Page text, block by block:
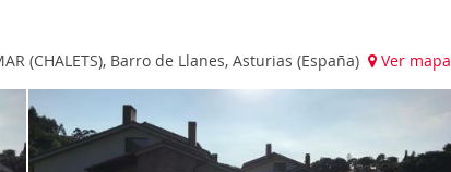
(CHALETS), Barro de Llanes, Asturias (España) Ver mapa